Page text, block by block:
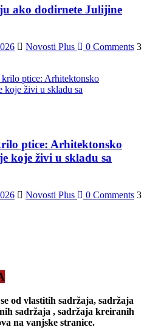
ako dodirnete Julijine
Novosti Plus 0 Comments 3
ptice: Arhitektonsko
koje živi u skladu sa
Novosti Plus 0 Comments 3
od vlastitih sadržaja, sadržaja
sadržaja , sadržaja kreiranih
na vanjske stranice.